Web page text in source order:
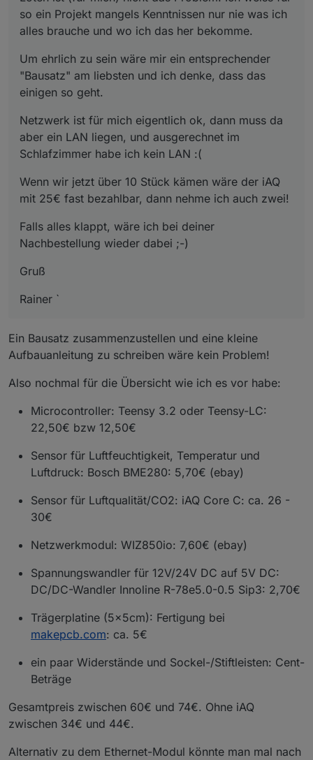
so ein Projekt mangels Kenntnissen nur nie was ich
alles brauche und wo ich das her bekomme.
Um ehrlich zu sein wäre mir ein entsprechender
"Bausatz" am liebsten und ich denke, dass das
einigen so geht.
Netzwerk ist für mich eigentlich ok, dann muss da
aber ein LAN liegen, und ausgerechnet im
Schlafzimmer habe ich kein LAN :(
Wenn wir jetzt über 10 Stück kämen wäre der iAQ
mit 25€ fast bezahlbar, dann nehme ich auch zwei!
Falls alles klappt, wäre ich bei deiner
Nachbestellung wieder dabei ;-)
Gruß
Rainer `
Ein Bausatz zusammenzustellen und eine kleine
Aufbauanleitung zu schreiben wäre kein Problem!
Also nochmal für die Übersicht wie ich es vor habe:
Microcontroller: Teensy 3.2 oder Teensy-LC:
22,50€ bzw 12,50€
Sensor für Luftfeuchtigkeit, Temperatur und
Luftdruck: Bosch BME280: 5,70€ (ebay)
Sensor für Luftqualität/CO2: iAQ Core C: ca. 26 -
30€
Netzwerkmodul: WIZ850io: 7,60€ (ebay)
Spannungswandler für 12V/24V DC auf 5V DC:
DC/DC-Wandler Innoline R-78e5.0-0.5 Sip3: 2,70€
Trägerplatine (5x5cm): Fertigung bei
makepcb.com: ca. 5€
ein paar Widerstände und Sockel-/Stiftleisten: Cent-
Beträge
Gesamtpreis zwischen 60€ und 74€. Ohne iAQ
zwischen 34€ und 44€.
Alternativ zu dem Ethernet-Modul könnte man mal nach